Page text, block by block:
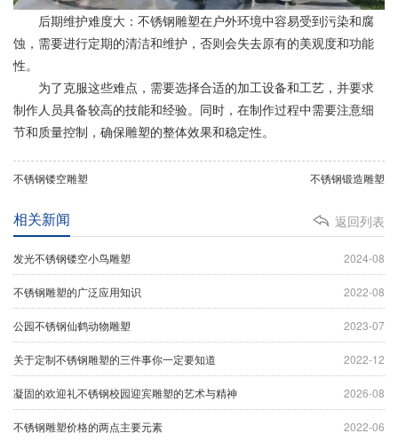
后期维护难度大：不锈钢雕塑在户外环境中容易受到污染和腐
蚀，需要进行定期的清洁和维护，否则会失去原有的美观度和功能
性。
为了克服这些难点，需要选择合适的加工设备和工艺，并要求
制作人员具备较高的技能和经验。同时，在制作过程中需要注意细
节和质量控制，确保雕塑的整体效果和稳定性。
不锈钢镂空雕塑 不锈钢锻造雕塑
返回列表
相关新闻
2024-08
发光不锈钢镂空小鸟雕塑
2022-08
不锈钢雕塑的广泛应用知识
2023-07
公园不锈钢仙鹤动物雕塑
2022-12
关于定制不锈钢雕塑的三件事你一定要知道
2026-08
凝固的欢迎礼不锈钢校园迎宾雕塑的艺术与精神
2022-06
不锈钢雕塑价格的两点主要元素